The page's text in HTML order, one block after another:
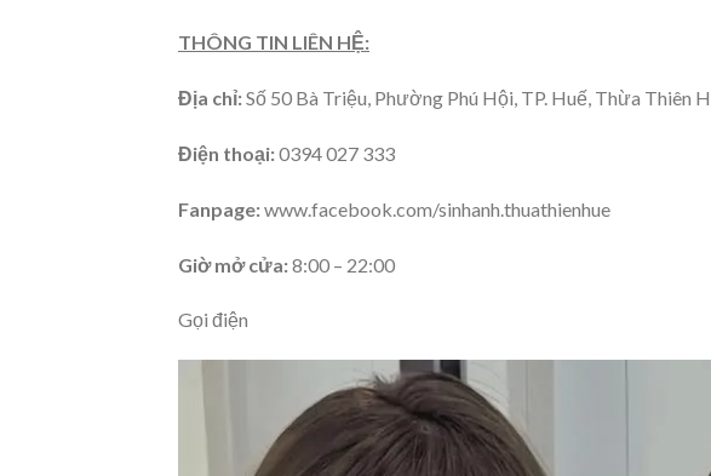
THÔNG TIN LIÊN HỆ:
Địa chỉ:Số 50 Bà Triệu, Phường Phú Hội, TP. Huế, Thừa Thiên
Điện thoại:0394 027 333
Fanpage:www.facebook.com/sinhanh.thuathienhue
Giờ mở cửa:8:00 – 22:00
Gọi điện